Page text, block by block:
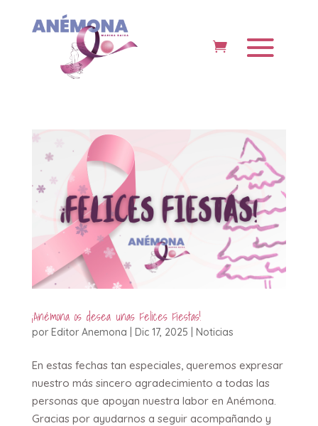
¡Anémona os desea unas Felices Fiestas!
por Editor Anemona Dic 17, 2025 Noticias
En estas fechas tan especiales, queremos expresar
nuestro más sincero agradecimiento a todas las
personas que apoyan nuestra labor en Anémona.
Gracias por ayudarnos a seguir acompañando y